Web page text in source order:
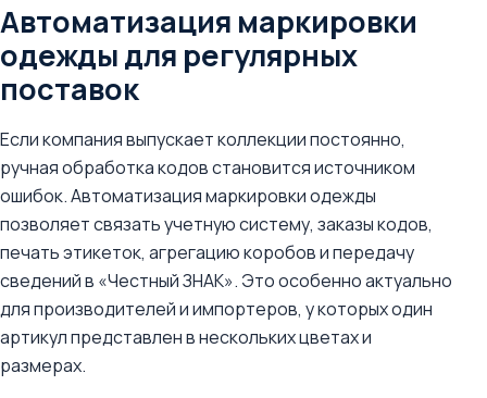
Автоматизация маркировки
одежды для регулярных
поставок
Если компания выпускает коллекции постоянно,
ручная обработка кодов становится источником
ошибок. Автоматизация маркировки одежды
позволяет связать учетную систему, заказы кодов,
печать этикеток, агрегацию коробов и передачу
сведений в «Честный ЗНАК». Это особенно актуально
для производителей и импортеров, у которых один
артикул представлен в нескольких цветах и
размерах.